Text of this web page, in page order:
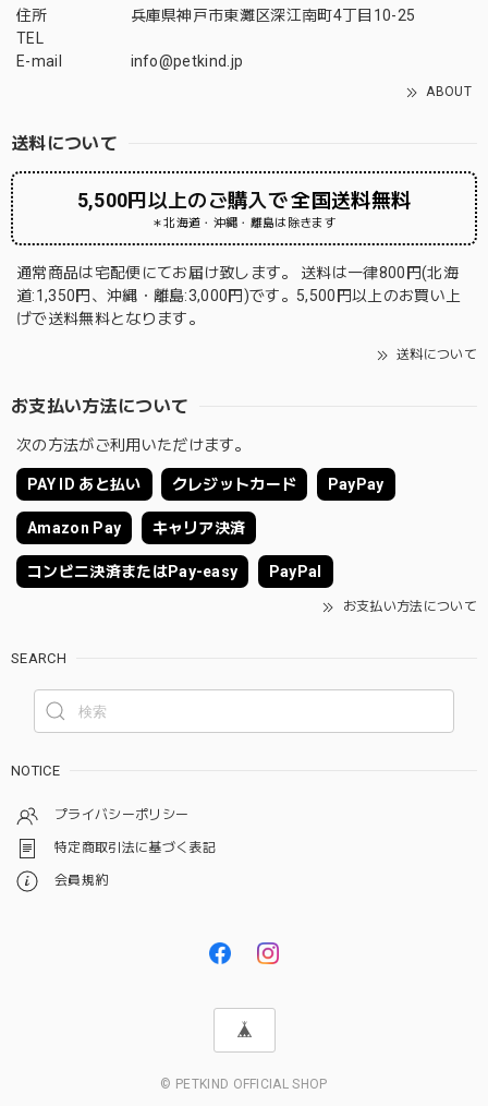
住所
兵庫県神戸市東灘区深江南町4丁目10-25
TEL
E-mail
info@petkind.jp
ABOUT
送料について
5,500円以上のご購入で全国送料無料
＊北海道・沖縄・離島は除きます
通常商品は宅配便にてお届け致します。 送料は一律800円(北海
道:1,350円、沖縄・離島:3,000円)です。5,500円以上のお買い上
げで送料無料となります。
送料について
お支払い方法について
次の方法がご利用いただけます。
PAY ID あと払い クレジットカード PayPay
Amazon Pay キャリア決済
コンビニ決済またはPay-easy PayPal
お支払い方法について
SEARCH
NOTICE
プライバシーポリシー
特定商取引法に基づく表記
会員規約
© PETKIND OFFICIAL SHOP